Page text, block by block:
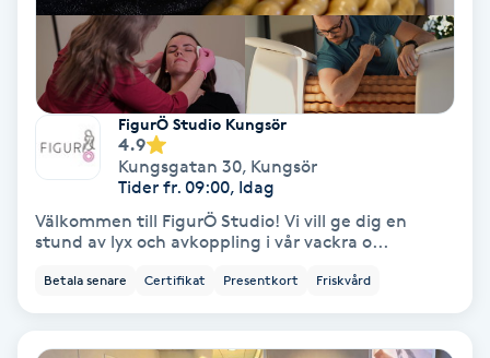
Klippning & Slingor
Klippning ungdom
Koppningsmassage
Kosmetisk tatuering
FigurÖ Studio Kungsör
4.9
Kungsgatan 30, Kungsör
Tider fr. 09:00, Idag
Välkommen till FigurÖ Studio! Vi vill ge dig en
stund av lyx och avkoppling i vår vackra o...
Betala senare Certifikat Presentkort Friskvård